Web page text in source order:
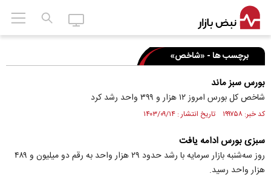
برچسب ها - «شاخص»
بورس سبز ماند
شاخص کل بورس امروز ۱۲ هزار و ۳۹۹ واحد رشد کرد
کد خبر: ۱۹۹۷۵۸ تاریخ انتشار : ۱۴۰۳/۰۹/۱۴
سبزی بورس ادامه یافت
روز سه‌شنبه بازار سرمایه با رشد حدود ۲۹ هزار واحد به رقم دو میلیون و ۴۸۹
هزار واحد رسید.